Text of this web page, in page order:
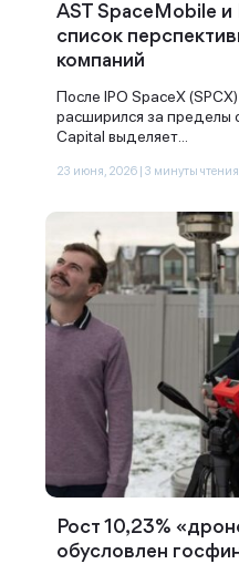
AST SpaceMobile
список
компаний
После IPO SpaceX
расширился за пределы
Capital выделяет...
23 июня, 2026 | 3 минуты чтения
Рост 10,23%
обусловлен